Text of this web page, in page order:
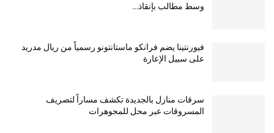
وسط مطالب بإنقاذ…
فيورنتينا يضم فرانكو ماستانتونو رسمياً من ريال مدريد
على سبيل الإعارة
سرقات منازل بالجديدة تكشف مساراً لتصريف
المسروقات عبر محل للمجوهرات